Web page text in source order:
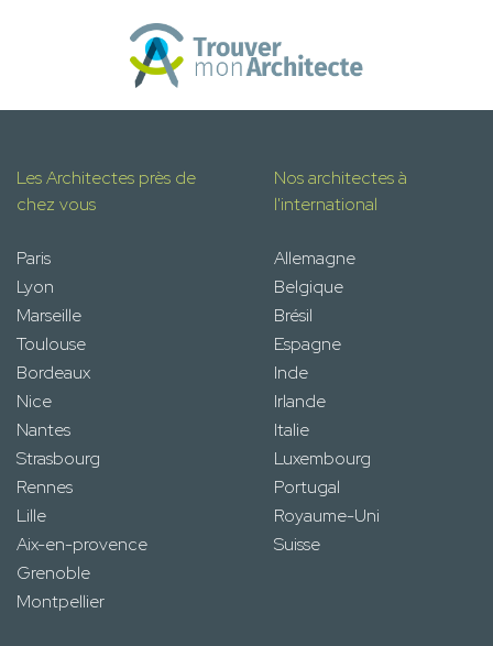
Les Architectes près de
chez vous
Paris
Lyon
Marseille
Toulouse
Bordeaux
Nice
Nantes
Strasbourg
Rennes
Lille
Aix-en-provence
Grenoble
Montpellier
Nos architectes à
l'international
Allemagne
Belgique
Brésil
Espagne
Inde
Irlande
Italie
Luxembourg
Portugal
Royaume-Uni
Suisse